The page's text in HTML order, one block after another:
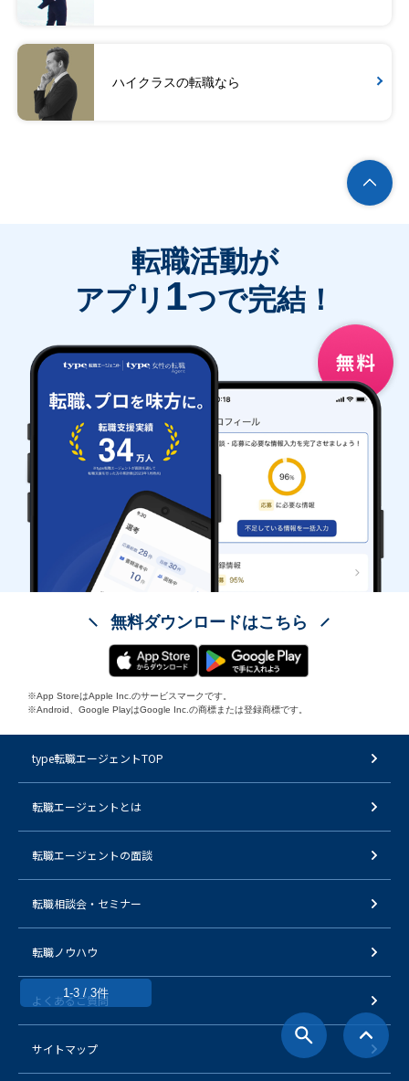
ハイクラスの転職なら
1-3 / 3件
転職活動が
アプリ 1つで完結！
無料ダウンロードはこちら
※App StoreはApple Inc.のサービスマークです。
※Android、Google PlayはGoogle Inc.の商標または登録商標です。
type転職エージェントTOP
転職エージェントとは
転職エージェントの面談
転職相談会・セミナー
転職ノウハウ
よくあるご質問
サイトマップ